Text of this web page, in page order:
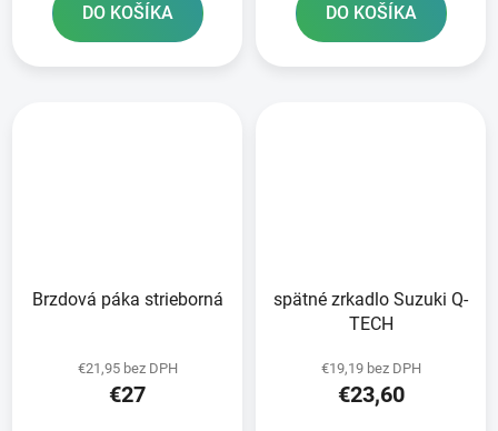
DO KOŠÍKA DO KOŠÍKA
Brzdová páka strieborná
€21,95 bez DPH
€27
spätné zrkadlo Suzuki Q-
TECH
€19,19 bez DPH
€23,60